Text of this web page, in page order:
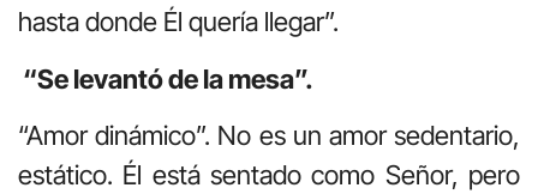
hasta donde Él quería llegar”.
“Se levantó de la mesa”.
“Amor dinámico”. No es un amor sedentario,
estático. Él está sentado como Señor, pero